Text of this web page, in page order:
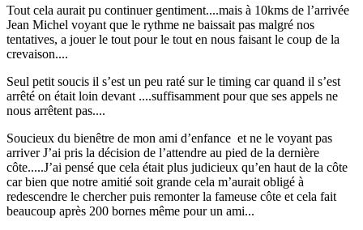
Tout cela aurait pu continuer gentiment....mais à 10kms de l’arrivée
Jean Michel voyant que le rythme ne baissait pas malgré nos
tentatives, a jouer le tout pour le tout en nous faisant le coup de la
crevaison....
Seul petit soucis il s’est un peu raté sur le timing car quand il s’est
arrêté on était loin devant ....suffisamment pour que ses appels ne
nous arrêtent pas....
Soucieux du bienêtre de mon ami d’enfance et ne le voyant pas
arriver J’ai pris la décision de l’attendre au pied de la dernière
côte.....J’ai pensé que cela était plus judicieux qu’en haut de la côte
car bien que notre amitié soit grande cela m’aurait obligé à
redescendre le chercher puis remonter la fameuse côte et cela fait
beaucoup après 200 bornes même pour un ami...